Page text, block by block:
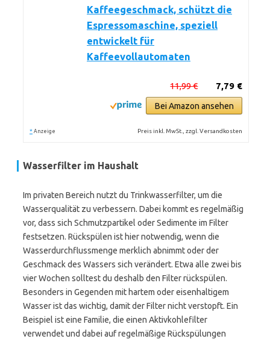
Kaffeegeschmack, schützt die
Espressomaschine, speziell
entwickelt für
Kaffeevollautomaten
7,79 €
11,99 €
Bei Amazon ansehen
* Anzeige Preis inkl. MwSt., zzgl. Versandkosten
Wasserfilter im Haushalt
Im privaten Bereich nutzt du Trinkwasserfilter, um die
Wasserqualität zu verbessern. Dabei kommt es regelmäßig
vor, dass sich Schmutzpartikel oder Sedimente im Filter
festsetzen. Rückspülen ist hier notwendig, wenn die
Wasserdurchflussmenge merklich abnimmt oder der
Geschmack des Wassers sich verändert. Etwa alle zwei bis
vier Wochen solltest du deshalb den Filter rückspülen.
Besonders in Gegenden mit hartem oder eisenhaltigem
Wasser ist das wichtig, damit der Filter nicht verstopft. Ein
Beispiel ist eine Familie, die einen Aktivkohlefilter
verwendet und dabei auf regelmäßige Rückspülungen